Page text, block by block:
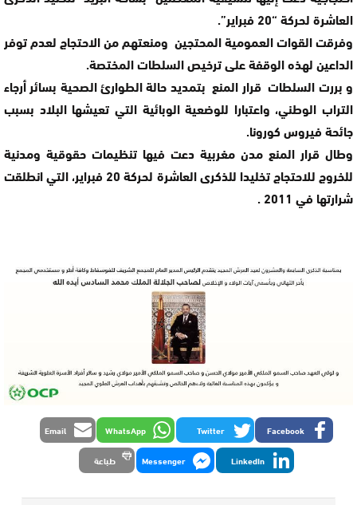
العاشرة لحركة “20 فبراير”.
وفرقت القوات العمومية المحتجين ومنعتهم من الاحتجاج لعدم توفر
الداعين لهذه الوقفة على ترخيص السلطات المختصة.
و بررت السلطات قرار المنع بتمديد حالة الطوارئ الصحية بسائر أرجاء
التراب الوطني، واعتبارا للوضعية الوبائية التي تعيشها البلاد بسبب
جائحة فيروس كورونا.
وطال قرار المنع مدن مغربية دعت فيها تنظيمات حقوقية ومدنية
للخروج للاحتجاج تخليدا للذكرى العاشرة لحركة 20 فبراير، التي انطلقت
شرارتها في 2011 .
Facebook
Twitter
WhatsApp
Email
LinkedIn
Messenger طباعة